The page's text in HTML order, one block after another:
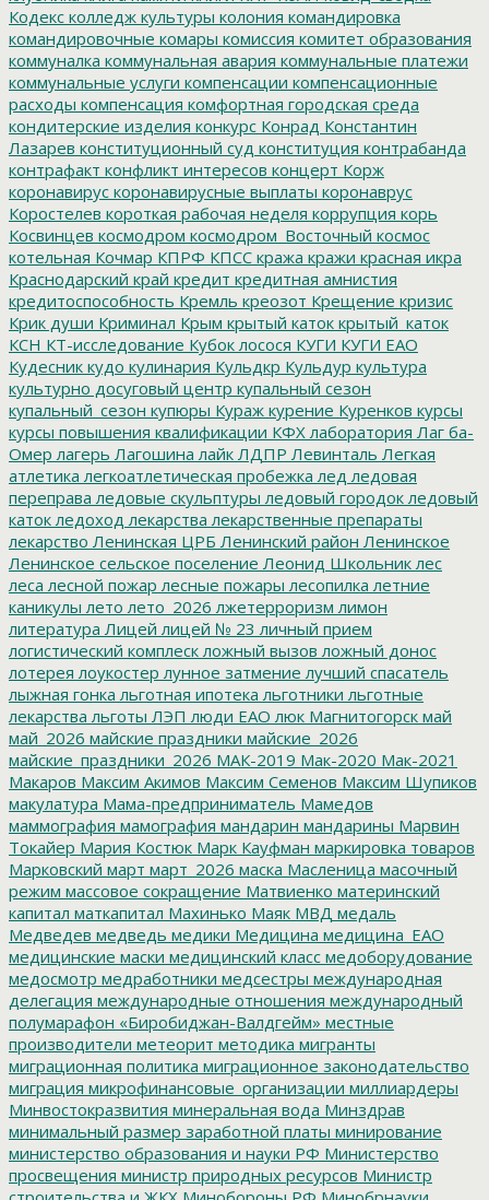
Кодекс колледж культуры колония командировка
командировочные комары комиссия комитет образования
коммуналка коммунальная авария коммунальные платежи
коммунальные услуги компенсации компенсационные
расходы компенсация комфортная городская среда
кондитерские изделия конкурс Конрад Константин
Лазарев конституционный суд конституция контрабанда
контрафакт конфликт интересов концерт Корж
коронавирус коронавирусные выплаты коронаврус
Коростелев короткая рабочая неделя коррупция корь
Косвинцев космодром космодром_Восточный космос
котельная Кочмар КПРФ КПСС кража кражи красная икра
Краснодарский край кредит кредитная амнистия
кредитоспособность Кремль креозот Крещение кризис
Крик души Криминал Крым крытый каток крытый_каток
КСН КТ-исследование Кубок лосося КУГИ КУГИ ЕАО
Кудесник кудо кулинария Кульдкр Кульдур культура
культурно досуговый центр купальный сезон
купальный_сезон купюры Кураж курение Куренков курсы
курсы повышения квалификации КФХ лаборатория Лаг ба-
Омер лагерь Лагошина лайк ЛДПР Левинталь Легкая
атлетика легкоатлетическая пробежка лед ледовая
переправа ледовые скульптуры ледовый городок ледовый
каток ледоход лекарства лекарственные препараты
лекарство Ленинская ЦРБ Ленинский район Ленинское
Ленинское сельское поселение Леонид Школьник лес
леса лесной пожар лесные пожары лесопилка летние
каникулы лето лето_2026 лжетерроризм лимон
литература Лицей лицей № 23 личный прием
логистический комплеск ложный вызов ложный донос
лотерея лоукостер лунное затмение лучший спасатель
лыжная гонка льготная ипотека льготники льготные
лекарства льготы ЛЭП люди ЕАО люк Магнитогорск май
май_2026 майские праздники майские_2026
майские_праздники_2026 МАК-2019 Мак-2020 Мак-2021
Макаров Максим Акимов Максим Семенов Максим Шупиков
макулатура Мама-предприниматель Мамедов
маммография мамография мандарин мандарины Марвин
Токайер Мария Костюк Марк Кауфман маркировка товаров
Марковский март март_2026 маска Масленица масочный
режим массовое сокращение Матвиенко материнский
капитал маткапитал Махинько Маяк МВД медаль
Медведев медведь медики Медицина медицина_ЕАО
медицинские маски медицинский класс медоборудование
медосмотр медработники медсестры международная
делегация международные отношения международный
полумарафон «Биробиджан-Валдгейм» местные
производители метеорит методика мигранты
миграционная политика миграционное законодательство
миграция микрофинансовые_организации миллиардеры
Минвостокразвития минеральная вода Минздрав
минимальный размер заработной платы минирование
министерство образования и науки РФ Министерство
просвещения министр природных ресурсов Министр